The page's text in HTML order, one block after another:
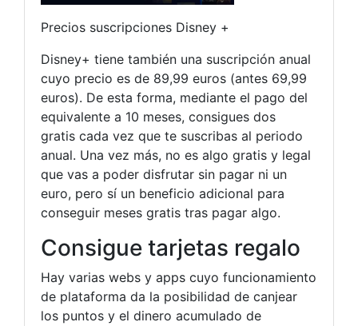
Precios suscripciones Disney +
Disney+ tiene también una suscripción anual
cuyo precio es de 89,99 euros (antes 69,99
euros). De esta forma, mediante el pago del
equivalente a 10 meses, consigues dos
gratis cada vez que te suscribas al periodo
anual. Una vez más, no es algo gratis y legal
que vas a poder disfrutar sin pagar ni un
euro, pero sí un beneficio adicional para
conseguir meses gratis tras pagar algo.
Consigue tarjetas regalo
Hay varias webs y apps cuyo funcionamiento
de plataforma da la posibilidad de canjear
los puntos y el dinero acumulado de